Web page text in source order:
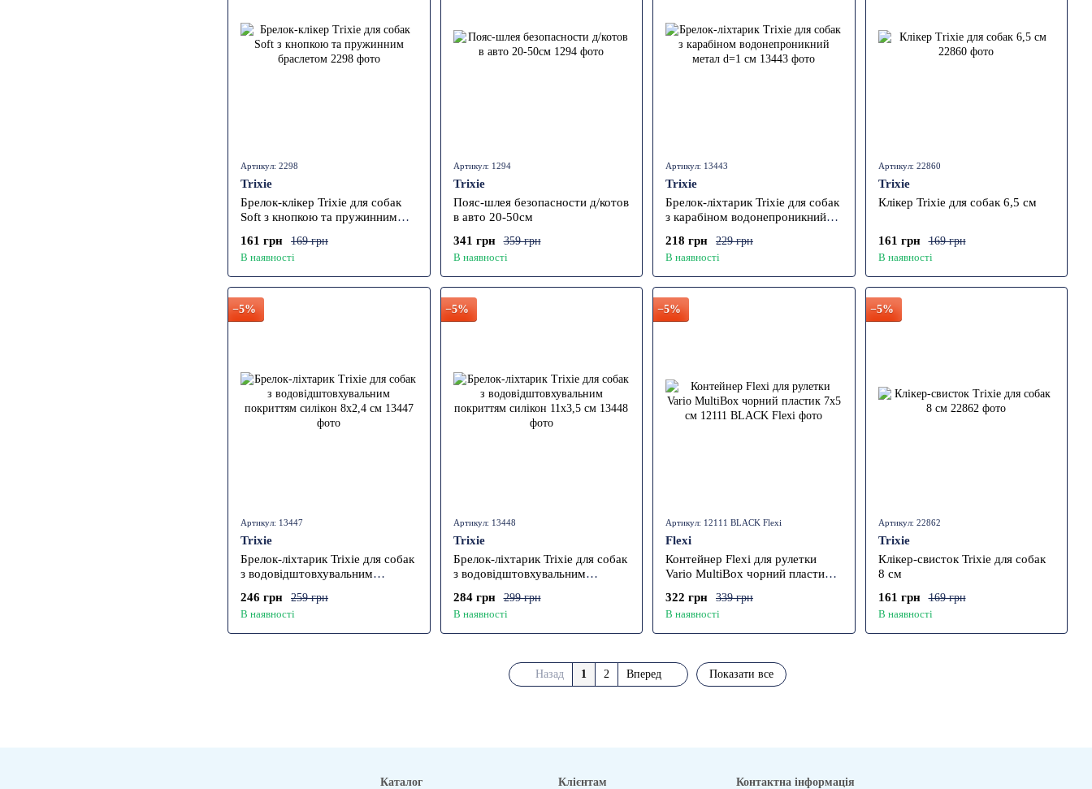
Артикул: 2298
Trixie
Брелок-клікер Trixie для собак
Soft з кнопкою та пружинним
169 грн
161 грн
В наявності
Артикул: 1294
Trixie
Пояс-шлея безопасности д/котов
в авто 20-50см
359 грн
341 грн
В наявності
Артикул: 13443
Trixie
Брелок-ліхтарик Trixie для собак
з карабіном водонепроникний
229 грн
218 грн
В наявності
Артикул: 22860
Trixie
Клікер Trixie для собак 6,5 см
169 грн
161 грн
В наявності
−5%
Артикул: 13447
Trixie
Брелок-ліхтарик Trixie для собак
з водовідштовхувальним
259 грн
246 грн
В наявності
−5%
Артикул: 13448
Trixie
Брелок-ліхтарик Trixie для собак
з водовідштовхувальним
299 грн
284 грн
В наявності
−5%
Артикул: 12111 BLACK Flexi
Flexi
Контейнер Flexi для рулетки
Vario MultiBox чорний пластик
339 грн
322 грн
В наявності
−5%
Артикул: 22862
Trixie
Клікер-свисток Trixie для собак
8 см
169 грн
161 грн
В наявності
Назад 1 2 Вперед Показати все
Каталог Клієнтам Контактна інформація